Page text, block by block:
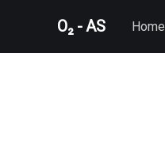
O₂ - AS Home